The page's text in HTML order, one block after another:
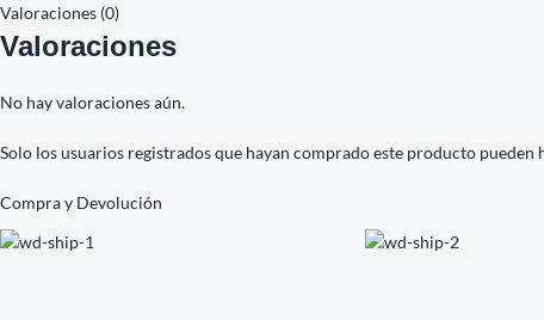
Valoraciones (0)
Valoraciones
No hay valoraciones aún.
Solo los usuarios registrados que hayan comprado este producto pueden
Compra y Devolución